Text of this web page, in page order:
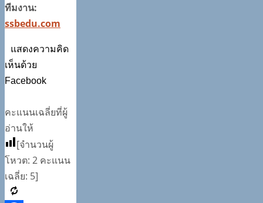
ทีมงาน:
ssbedu.com
แสดงความคิด
เห็นด้วย
Facebook
คะแนนเฉลี่ยที่ผู้
อ่านให้
[จำนวนผู้
โหวต: 2 คะแนน
เฉลี่ย: 5]